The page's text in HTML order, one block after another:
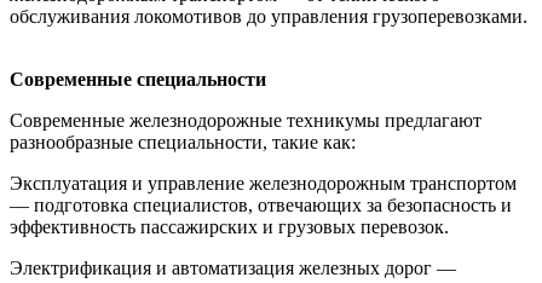
обслуживания локомотивов до управления грузоперевозками.
Современные специальности
Современные железнодорожные техникумы предлагают
разнообразные специальности, такие как:
Эксплуатация и управление железнодорожным транспортом
— подготовка специалистов, отвечающих за безопасность и
эффективность пассажирских и грузовых перевозок.
Электрификация и автоматизация железных дорог —